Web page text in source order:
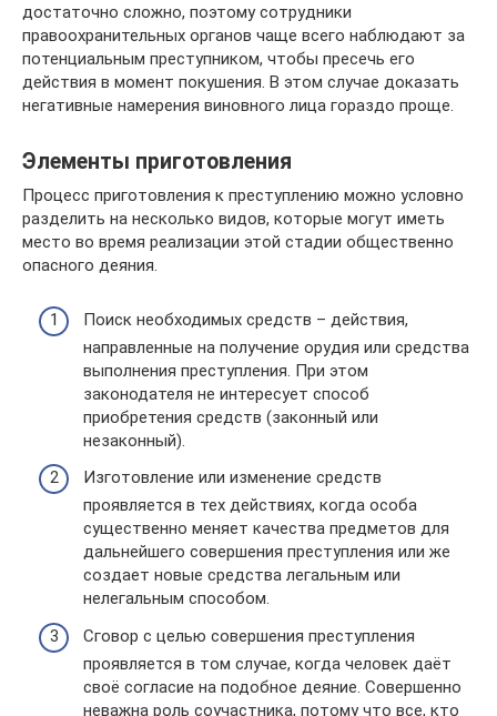
достаточно сложно, поэтому сотрудники
правоохранительных органов чаще всего наблюдают за
потенциальным преступником, чтобы пресечь его
действия в момент покушения. В этом случае доказать
негативные намерения виновного лица гораздо проще.
Элементы приготовления
Процесс приготовления к преступлению можно условно
разделить на несколько видов, которые могут иметь
место во время реализации этой стадии общественно
опасного деяния.
Поиск необходимых средств – действия,
направленные на получение орудия или средства
выполнения преступления. При этом
законодателя не интересует способ
приобретения средств (законный или
незаконный).
Изготовление или изменение средств
проявляется в тех действиях, когда особа
существенно меняет качества предметов для
дальнейшего совершения преступления или же
создает новые средства легальным или
нелегальным способом.
Сговор с целью совершения преступления
проявляется в том случае, когда человек даёт
своё согласие на подобное деяние. Совершенно
неважна роль соучастника, потому что все, кто